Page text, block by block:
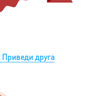
Приведи друга